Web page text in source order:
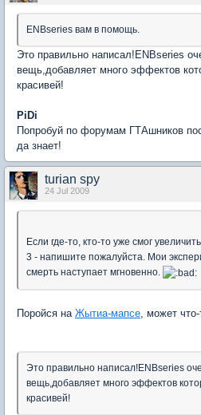
ENBseries вам в помощь.
Это правильно написал!ENBseries
вещь,добавляет много эффектов
красивей!
PiDi
Попробуй по форумам ГТАшников
да знает!
turian spy
24 Jul 2009
Если где-то, кто-то уже смог
3 - напишите пожалуйста. Мои
смерть наступает мгновенно.
Поройся на Жытиа-мапсе , может
Это правильно написал!ENBseries
вещь,добавляет много эффектов
красивей!